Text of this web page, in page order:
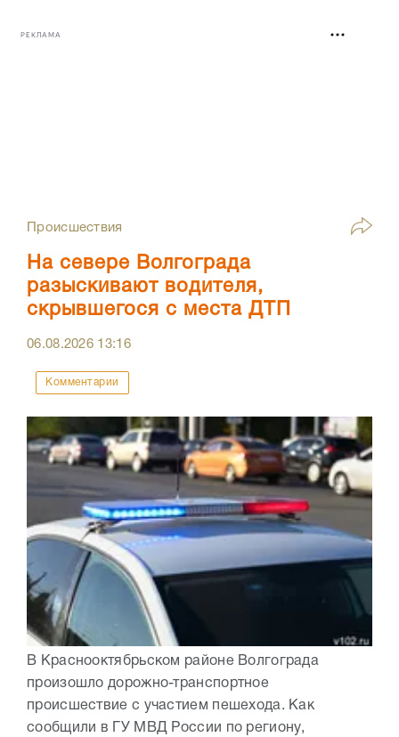
РЕКЛАМА
Происшествия
На севере Волгограда
разыскивают водителя,
скрывшегося с места ДТП
06.08.2026 13:16
Комментарии
В Краснооктябрьском районе Волгограда
произошло дорожно-транспортное
происшествие с участием пешехода. Как
сообщили в ГУ МВД России по региону,